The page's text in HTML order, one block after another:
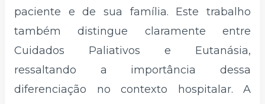
paciente e de sua família. Este trabalho
também distingue claramente entre
Cuidados Paliativos e Eutanásia,
ressaltando a importância dessa
diferenciação no contexto hospitalar. A